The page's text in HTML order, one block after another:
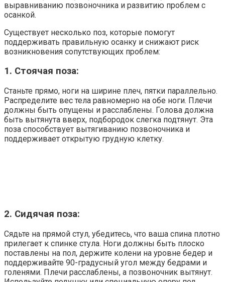
выравниванию позвоночника и развитию проблем с
осанкой.
Существует несколько поз, которые помогут
поддерживать правильную осанку и снижают риск
возникновения сопутствующих проблем:
1. Стоячая поза:
Станьте прямо, ноги на ширине плеч, пятки параллельно.
Распределите вес тела равномерно на обе ноги. Плечи
должны быть опущены и расслаблены. Голова должна
быть вытянута вверх, подбородок слегка подтянут. Эта
поза способствует вытягиванию позвоночника и
поддерживает открытую грудную клетку.
2. Сидячая поза:
Сядьте на прямой стул, убедитесь, что ваша спина плотно
прилегает к спинке стула. Ноги должны быть плоско
поставлены на пол, держите колени на уровне бедер и
поддерживайте 90-градусный угол между бедрами и
голенями. Плечи расслаблены, а позвоночник вытянут.